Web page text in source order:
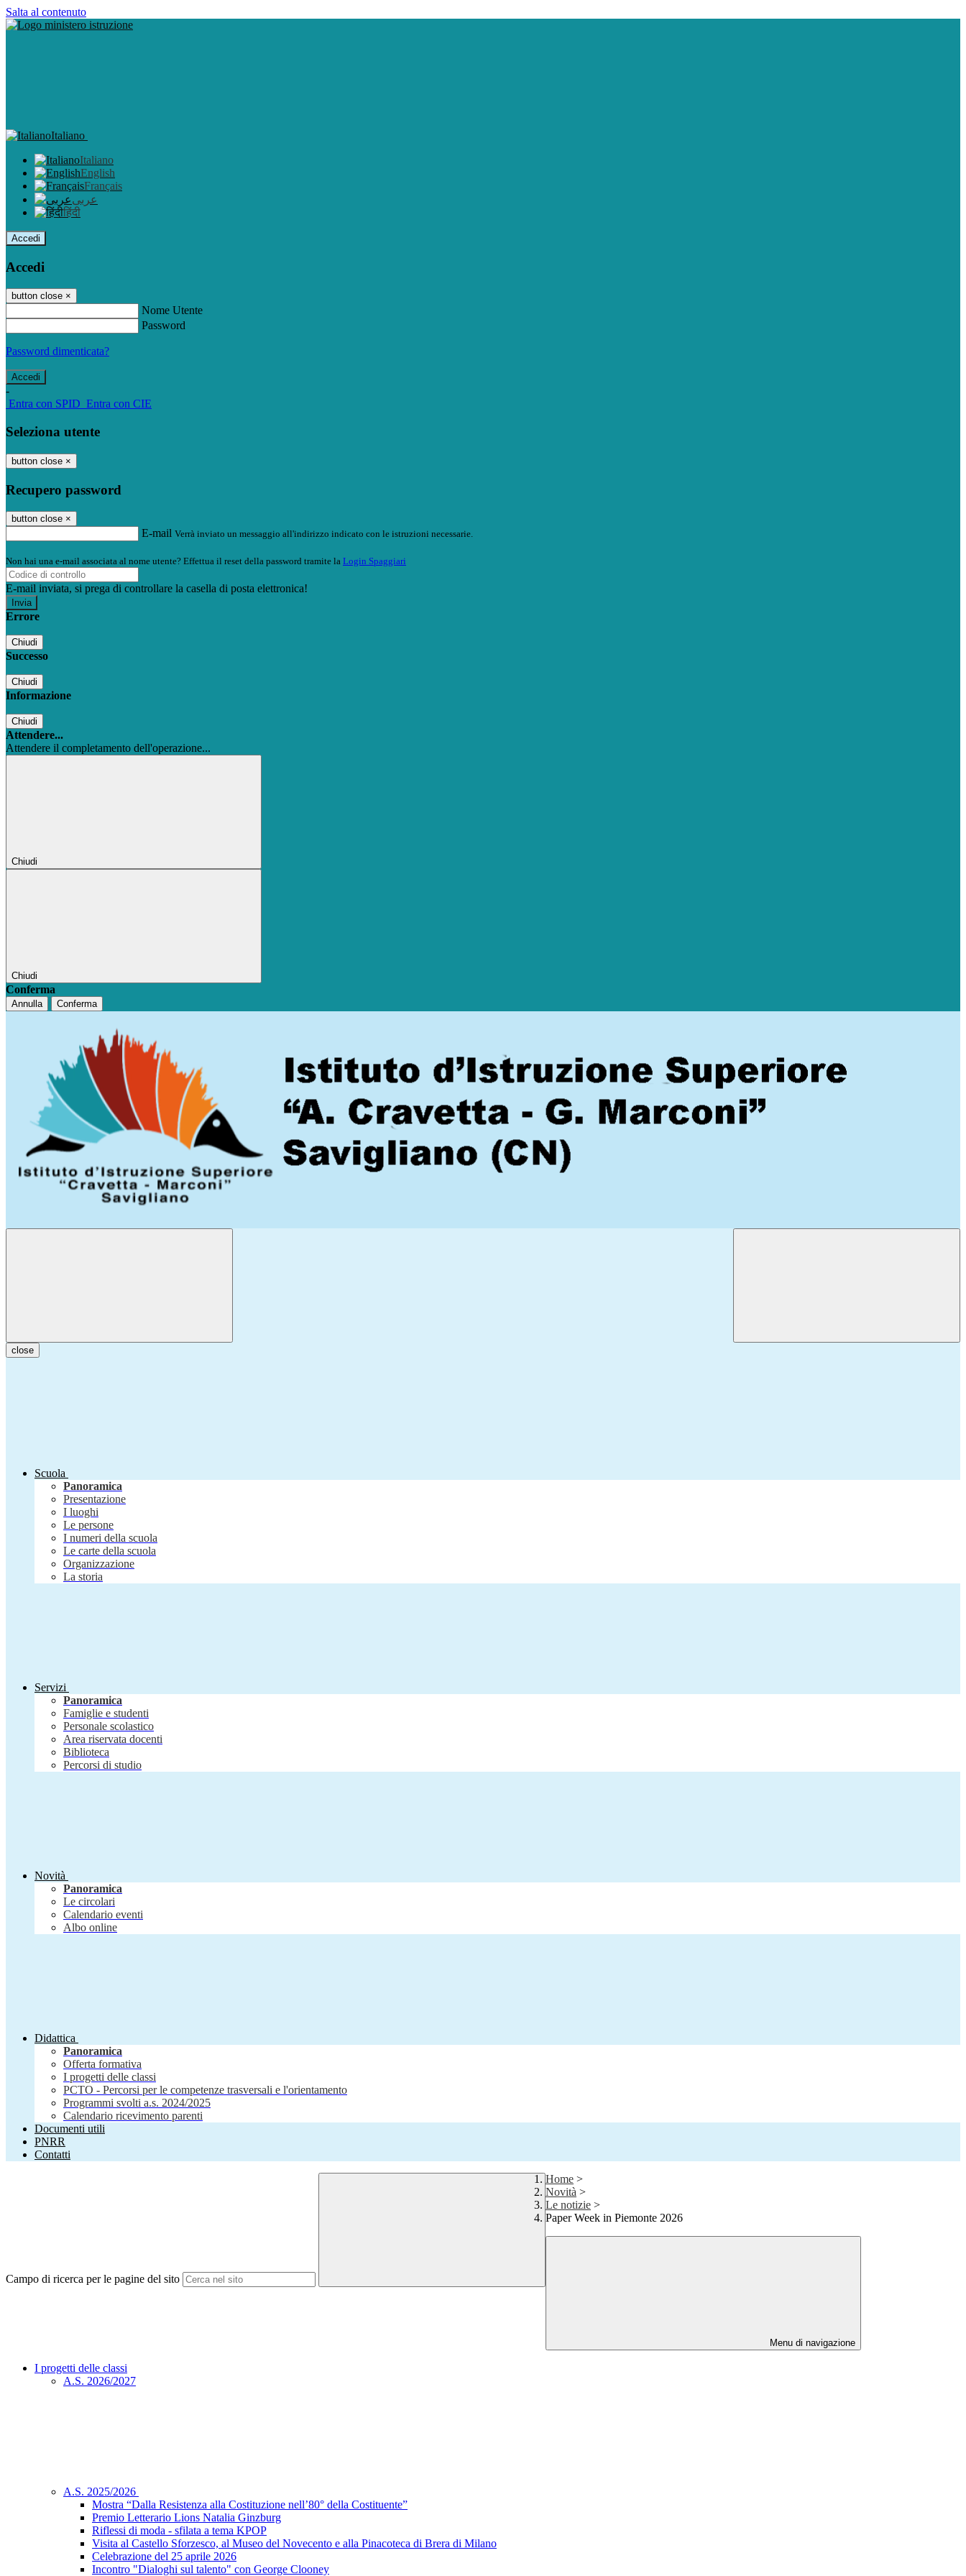
Salta al contenuto
Italiano
Italiano
English
Français
عربى
हिंदी
Accedi
Accedi
button close ×
Nome Utente
Password
Password dimenticata?
-
Entra con SPID Entra con CIE
Seleziona utente
button close ×
Recupero password
button close ×
E-mail Verrà inviato un messaggio all'indirizzo indicato con le istruzioni necessarie.
Non hai una e-mail associata al nome utente? Effettua il reset della password tramite la Login Spaggiari
E-mail inviata, si prega di controllare la casella di posta elettronica!
Errore
Chiudi
Successo
Chiudi
Informazione
Chiudi
Attendere...
Attendere il completamento dell'operazione...
Chiudi
Chiudi
Conferma
Annulla Conferma
close
Scuola
Panoramica
Presentazione
I luoghi
Le persone
I numeri della scuola
Le carte della scuola
Organizzazione
La storia
Servizi
Panoramica
Famiglie e studenti
Personale scolastico
Area riservata docenti
Biblioteca
Percorsi di studio
Novità
Panoramica
Le circolari
Calendario eventi
Albo online
Didattica
Panoramica
Offerta formativa
I progetti delle classi
PCTO - Percorsi per le competenze trasversali e l'orientamento
Programmi svolti a.s. 2024/2025
Calendario ricevimento parenti
Documenti utili
PNRR
Contatti
Campo di ricerca per le pagine del sito
Home >
Novità >
Le notizie >
Paper Week in Piemonte 2026
Menu di navigazione
I progetti delle classi
A.S. 2026/2027
A.S. 2025/2026
Mostra “Dalla Resistenza alla Costituzione nell’80° della Costituente”
Premio Letterario Lions Natalia Ginzburg
Riflessi di moda - sfilata a tema KPOP
Visita al Castello Sforzesco, al Museo del Novecento e alla Pinacoteca di Brera di Milano
Celebrazione del 25 aprile 2026
Incontro "Dialoghi sul talento" con George Clooney